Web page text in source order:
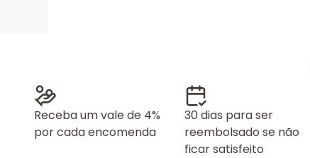
Receba um vale de 4%
por cada encomenda
30 dias para ser
reembolsado se não
ficar satisfeito